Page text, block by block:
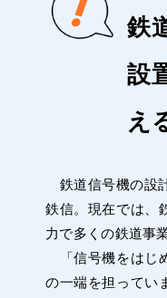
鉄
設
え
鉄道信号機の設
鉄信。現在では、
力で多くの鉄道事
「信号機をはじ
の一端を担ってい